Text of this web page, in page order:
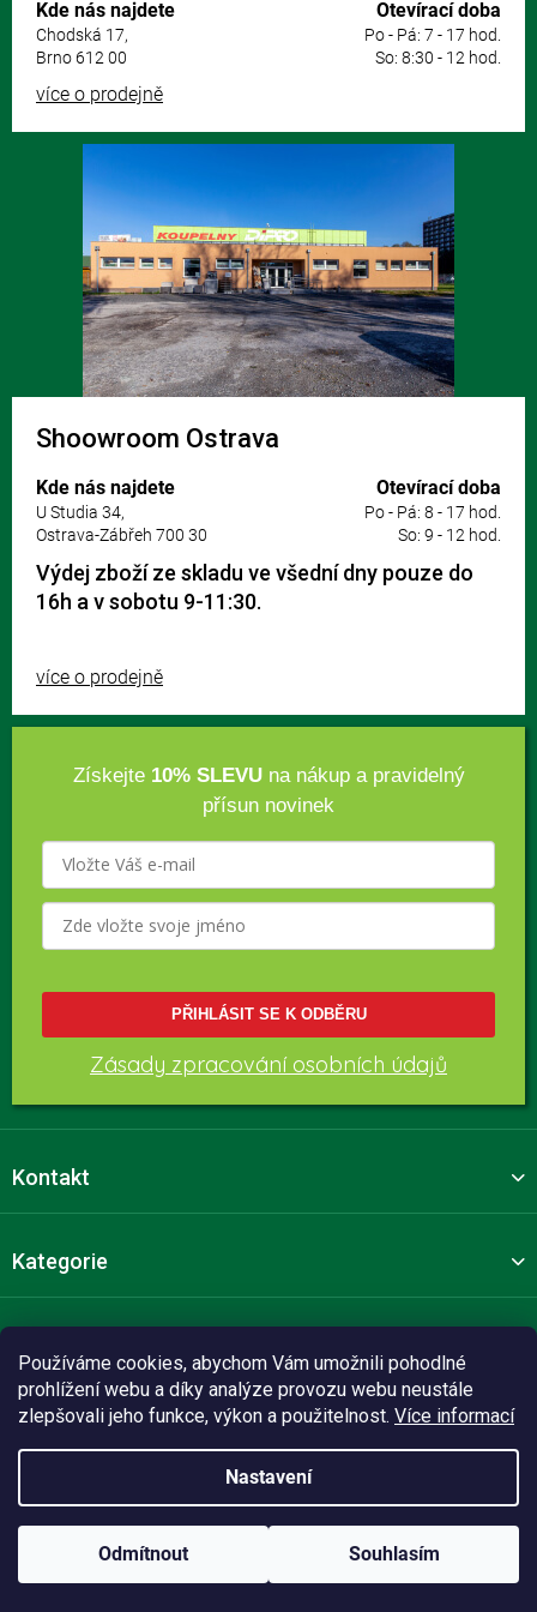
Používáme cookies, abychom Vám umožnili pohodlné
prohlížení webu a díky analýze provozu webu neustále
zlepšovali jeho funkce, výkon a použitelnost. Více informací
Nastavení
Odmítnout Souhlasím
Kde nás najdete
Chodská 17,
Brno 612 00
Otevírací doba
Po - Pá: 7 - 17 hod.
So: 8:30 - 12 hod.
více o prodejně
Shoowroom Ostrava
Kde nás najdete
U Studia 34,
Ostrava-Zábřeh 700 30
Otevírací doba
Po - Pá: 8 - 17 hod.
So: 9 - 12 hod.
Výdej zboží ze skladu ve všední dny pouze do
16h a v sobotu 9-11:30.
více o prodejně
Získejte 10% SLEVUna nákup a pravidelný
přísun novinek
PŘIHLÁSIT SE K ODBĚRU
Zásady zpracování osobních údajů
Kontakt
Kategorie
Sledujte nás
Vytvořil Shoptet Premium
Copyright 2026Dipro-koupelny.cz
Sleva na nákup